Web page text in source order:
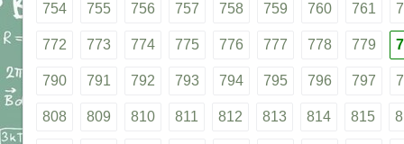
754 755 756 757 758 759 760 761
772 773 774 775 776 777 778 779
790 791 792 793 794 795 796 797
808 809 810 811 812 813 814 815